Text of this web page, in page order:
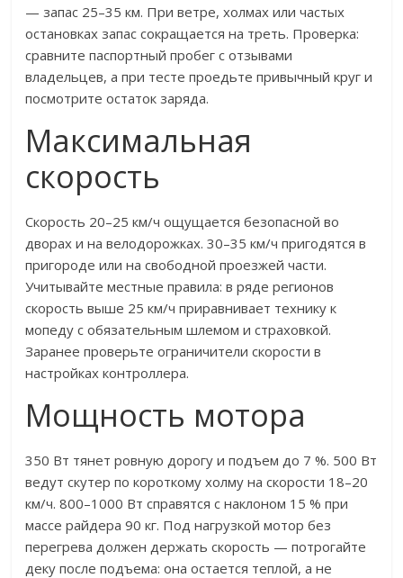
— запас 25–35 км. При ветре, холмах или частых
остановках запас сокращается на треть. Проверка:
сравните паспортный пробег с отзывами
владельцев, а при тесте проедьте привычный круг и
посмотрите остаток заряда.
Максимальная
скорость
Скорость 20–25 км/ч ощущается безопасной во
дворах и на велодорожках. 30–35 км/ч пригодятся в
пригороде или на свободной проезжей части.
Учитывайте местные правила: в ряде регионов
скорость выше 25 км/ч приравнивает технику к
мопеду с обязательным шлемом и страховкой.
Заранее проверьте ограничители скорости в
настройках контроллера.
Мощность мотора
350 Вт тянет ровную дорогу и подъем до 7 %. 500 Вт
ведут скутер по короткому холму на скорости 18–20
км/ч. 800–1000 Вт справятся с наклоном 15 % при
массе райдера 90 кг. Под нагрузкой мотор без
перегрева должен держать скорость — потрогайте
деку после подъема: она остается теплой, а не